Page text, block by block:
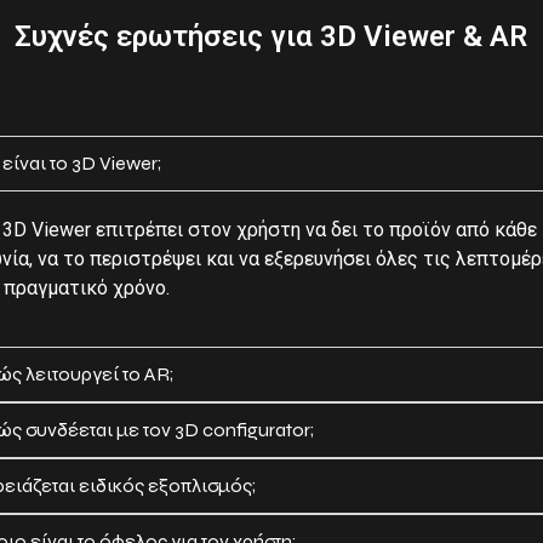
Συχνές ερωτήσεις για 3D Viewer & AR
είναι το 3D Viewer;
Viewer επιτρέπει στον χρήστη να δει το προϊόν από κάθε
να το περιστρέψει και να εξερευνήσει όλες τις
χρόνο.
λειτουργεί το AR;
συνδέεται με τον 3D configurator;
ειδικός εξοπλισμός;